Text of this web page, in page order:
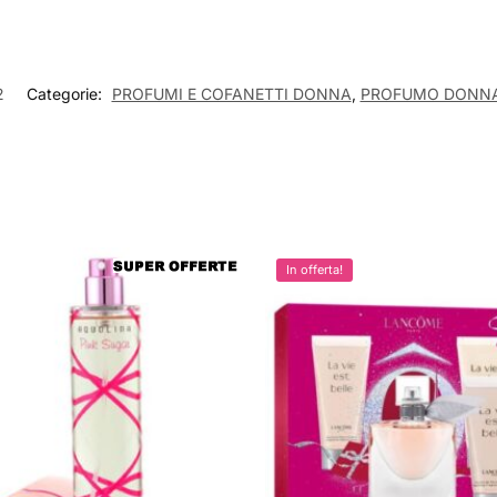
Categorie: PROFUMI E COFANETTI DONNA, PROFUMO
In offerta!